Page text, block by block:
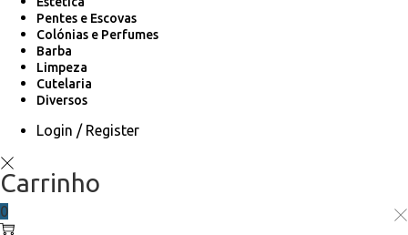
Pentes e Escovas
Colónias e Perfumes
Barba
Limpeza
Cutelaria
Diversos
Login / Register
Carrinho
0